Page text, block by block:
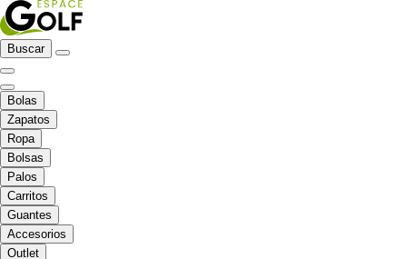
Buscar
Bolas
Zapatos
Ropa
Bolsas
Palos
Carritos
Guantes
Accesorios
Outlet